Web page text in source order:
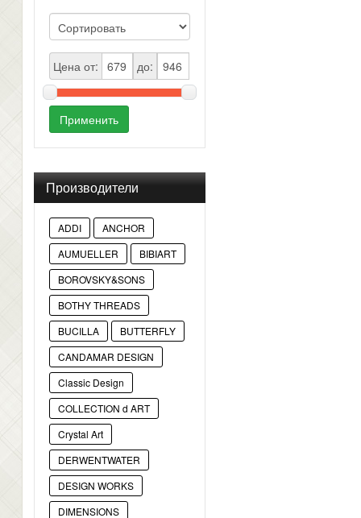
Цена от: до:
Применить
Производители
ADDI
ANCHOR
AUMUELLER
BIBIART
BOROVSKY&SONS
BOTHY THREADS
BUCILLA
BUTTERFLY
CANDAMAR DESIGN
Classic Design
COLLECTION d ART
Crystal Art
DERWENTWATER
DESIGN WORKS
DIMENSIONS